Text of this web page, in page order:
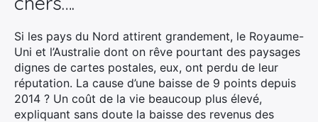
Si les pays du Nord attirent grandement, le Royaume-
Uni et l’Australie dont on rêve pourtant des paysages
dignes de cartes postales, eux, ont perdu de leur
réputation. La cause d’une baisse de 9 points depuis
2014 ? Un coût de la vie beaucoup plus élevé,
expliquant sans doute la baisse des revenus des